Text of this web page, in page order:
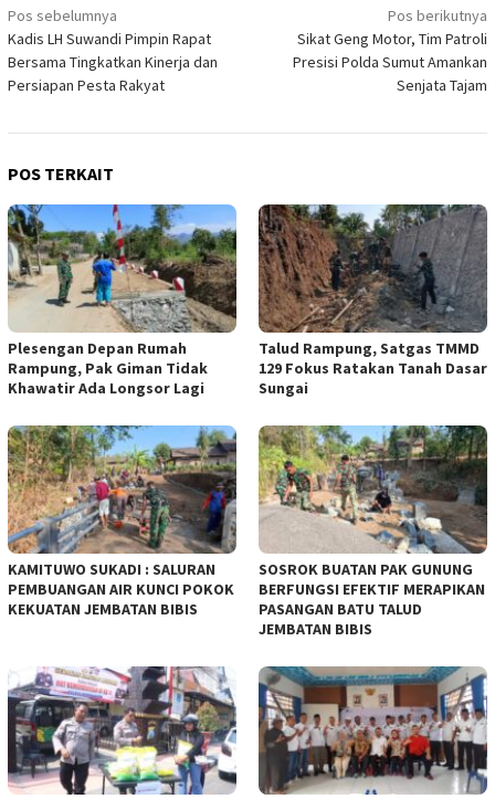
Navigasi
pos
Pos sebelumnya
Kadis LH Suwandi Pimpin Rapat
Bersama Tingkatkan Kinerja dan
Persiapan Pesta Rakyat
Pos berikutnya
Sikat Geng Motor, Tim Patroli
Presisi Polda Sumut Amankan
Senjata Tajam
POS TERKAIT
Plesengan Depan Rumah
Rampung, Pak Giman Tidak
Khawatir Ada Longsor Lagi
Talud Rampung, Satgas TMMD
129 Fokus Ratakan Tanah Dasar
Sungai
KAMITUWO SUKADI : SALURAN
PEMBUANGAN AIR KUNCI POKOK
KEKUATAN JEMBATAN BIBIS
SOSROK BUATAN PAK GUNUNG
BERFUNGSI EFEKTIF MERAPIKAN
PASANGAN BATU TALUD
JEMBATAN BIBIS